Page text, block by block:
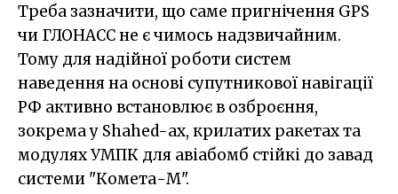
Треба зазначити, що саме пригнічення GPS
чи ГЛОНАСС не є чимось надзвичайним.
Тому для надійної роботи систем
наведення на основі супутникової навігації
РФ активно встановлює в озброєння,
зокрема у Shahed-ах, крилатих ракетах та
модулях УМПК для авіабомб стійкі до завад
системи "Комета-М".